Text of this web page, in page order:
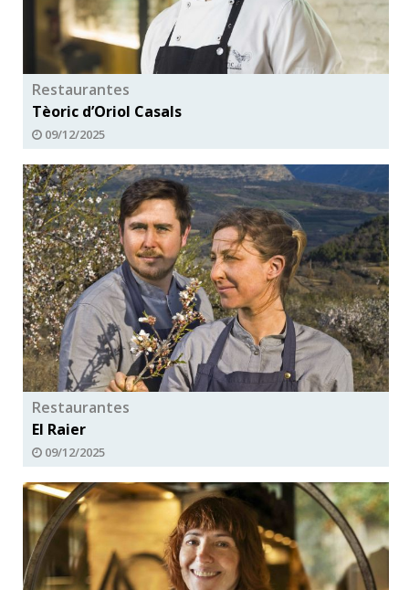
Restaurantes
Tèoric d’Oriol Casals
09/12/2025
Restaurantes
El Raier
09/12/2025